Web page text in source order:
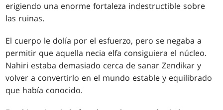
erigiendo una enorme fortaleza indestructible sobre
las ruinas.
El cuerpo le dolía por el esfuerzo, pero se negaba a
permitir que aquella necia elfa consiguiera el núcleo.
Nahiri estaba demasiado cerca de sanar Zendikar y
volver a convertirlo en el mundo estable y equilibrado
que había conocido.